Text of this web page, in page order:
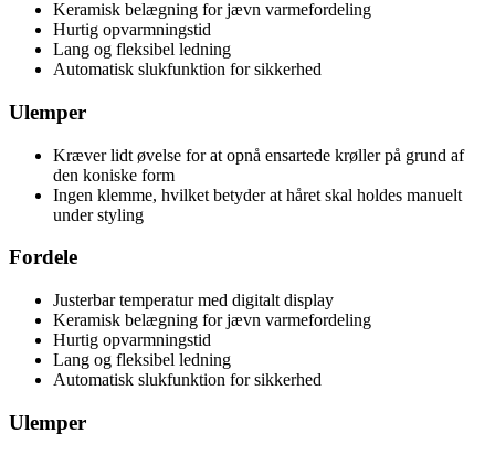
Keramisk belægning for jævn varmefordeling
Hurtig opvarmningstid
Lang og fleksibel ledning
Automatisk slukfunktion for sikkerhed
Ulemper
Kræver lidt øvelse for at opnå ensartede krøller på grund af
den koniske form
Ingen klemme, hvilket betyder at håret skal holdes manuelt
under styling
Fordele
Justerbar temperatur med digitalt display
Keramisk belægning for jævn varmefordeling
Hurtig opvarmningstid
Lang og fleksibel ledning
Automatisk slukfunktion for sikkerhed
Ulemper